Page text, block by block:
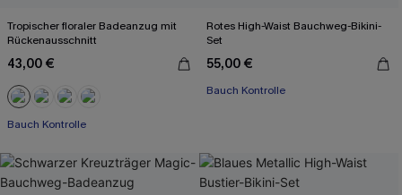
Tropischer floraler Badeanzug mit
Rückenausschnitt
43,00 €
Bauch Kontrolle
Rotes High-Waist Bauchweg-Bikini-
Set
55,00 €
Bauch Kontrolle